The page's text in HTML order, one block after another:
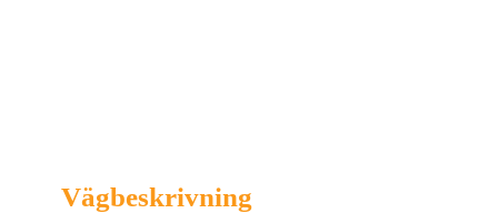
Vägbeskrivning